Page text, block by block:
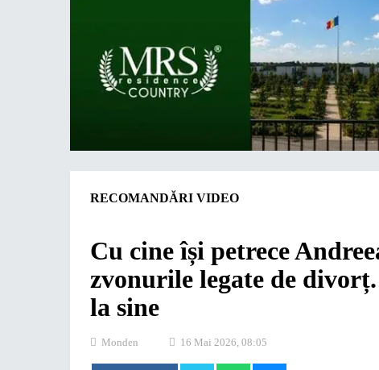
RECOMANDĂRI VIDEO
Cu cine își petrece
zvonurile legate de
la sine
Monden 16 Mai 2026, 08:05